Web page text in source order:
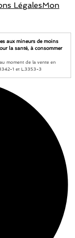
LégalesMon
aux mineurs de moins
la santé, à consommer
moment de la vente en
1 et L.3353-3